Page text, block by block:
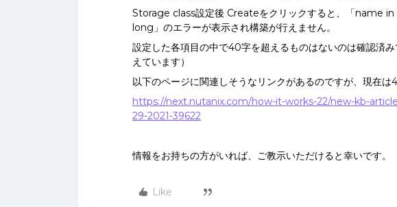
Storage class設定後 Createをクリックすると、「name
long」のエラーが表示され構築が行えません。
設定した各項目の中で40字を超えるものはないのは確認済
えています）
以下のページに関連しそうなリンクがあるのですが、現在は
https://next.nutanix.com/how-it-works-22/new-kb-
29-2021-39622
情報をお持ちの方がいれば、ご教示いただけると幸いです。
Like